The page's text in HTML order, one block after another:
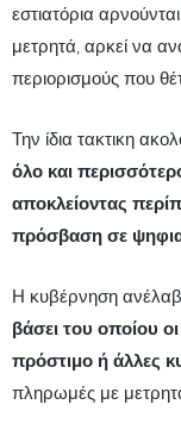
εστιατόρια
μετρητά, αρκεί να
περιορισμούς που
Την ίδια τακτικη
όλο και
αποκλείοντας
πρόσβαση σε
Η κυβέρνηση
βάσει του οποίου
πρόστιμο ή άλλες
πληρωμές με